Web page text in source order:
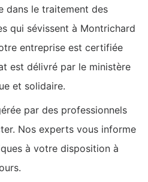
dans le traitement des
qui sévissent à Montrichard
entreprise est certifiée
est délivré par le ministère
et solidaire.
par des professionnels
Nos experts vous informe
à votre disposition à